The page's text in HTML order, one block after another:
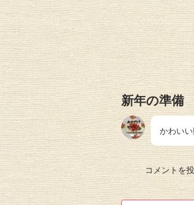
新年の準備
かわい
コメントを